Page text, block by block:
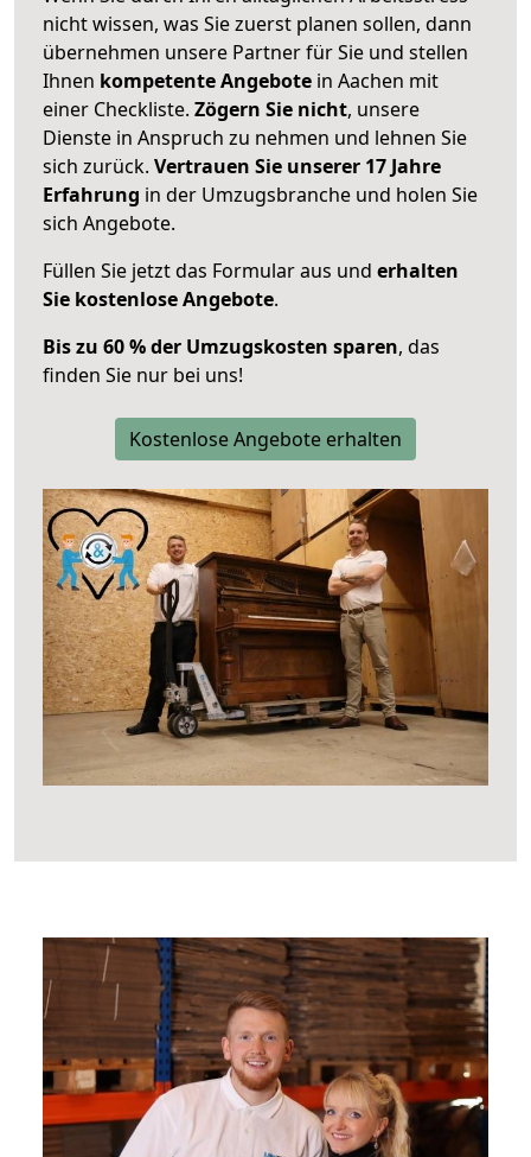
nicht wissen, was Sie zuerst planen sollen, dann
übernehmen unsere Partner für Sie und stellen
Ihnen kompetente Angebote in Aachen mit
einer Checkliste. Zögern Sie nicht, unsere
Dienste in Anspruch zu nehmen und lehnen Sie
sich zurück. Vertrauen Sie unserer 17 Jahre
Erfahrung in der Umzugsbranche und holen Sie
sich Angebote.
Füllen Sie jetzt das Formular aus und erhalten
Sie kostenlose Angebote.
Bis zu 60 % der Umzugskosten sparen, das
finden Sie nur bei uns!
Kostenlose Angebote erhalten